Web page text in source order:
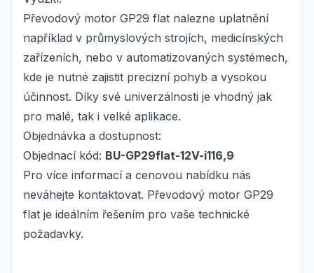
Převodový motor GP29 flat nalezne uplatnění
například v průmyslových strojích, medicínských
zařízeních, nebo v automatizovaných systémech,
kde je nutné zajistit precizní pohyb a vysokou
účinnost. Díky své univerzálnosti je vhodný jak
pro malé, tak i velké aplikace.
Objednávka a dostupnost:
Objednací kód: BU-GP29flat-12V-i116,9
Pro více informací a cenovou nabídku nás
neváhejte kontaktovat. Převodový motor GP29
flat je ideálním řešením pro vaše technické
požadavky.